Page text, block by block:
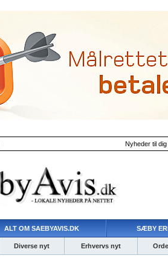
Nyheder til
ALT OM SAEBYAVIS.DK SÆBY
Diverse nyt Erhvervs nyt